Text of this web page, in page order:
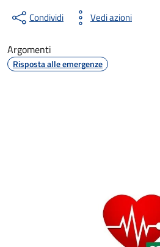
Condividi Vedi azioni
Argomenti
Risposta alle emergenze